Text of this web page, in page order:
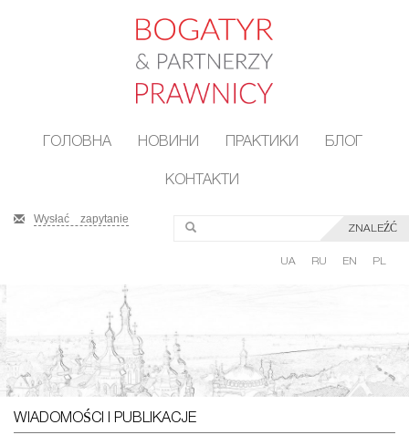
ГОЛОВНА НОВИНИ ПРАКТИКИ БЛОГ
КОНТАКТИ
Wysłać zapytanie
ZNALEŹĆ
UA RU EN PL
WIADOMOŚCI I PUBLIKACJE